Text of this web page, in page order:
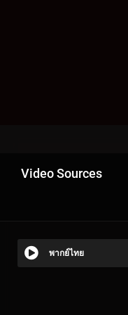
Video Sources
พากย์ไทย